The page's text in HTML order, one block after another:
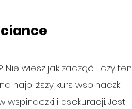
Nie wiesz jak zacząć i czy ten
najbliższy kurs wspinaczki.
wspinaczki i asekuracji. Jest